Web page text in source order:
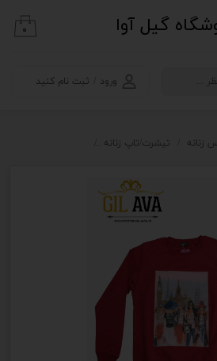
گیل آوا
ورود ثبت نام کنید
۰
زنانه تیشرت/تاپ زنانه